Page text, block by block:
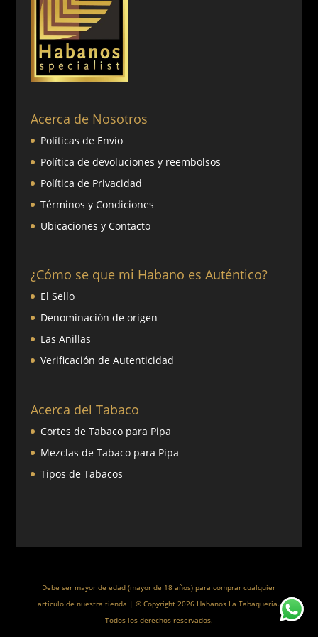
Acerca de Nosotros
Políticas de Envío
Política de devoluciones y reembolsos
Política de Privacidad
Términos y Condiciones
Ubicaciones y Contacto
¿Cómo se que mi Habano es Auténtico?
El Sello
Denominación de origen
Las Anillas
Verificación de Autenticidad
Acerca del Tabaco
Cortes de Tabaco para Pipa
Mezclas de Tabaco para Pipa
Tipos de Tabacos
Debe ser mayor de edad (mayor de 18 años) para comprar cualquier
artículo de nuestra tienda | © Copyright 2026 Habanos La Tabaqueria.
Todos los derechos reservados.